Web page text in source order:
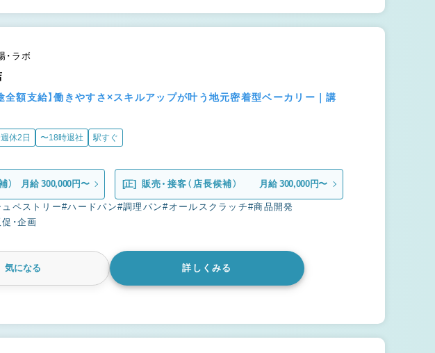
・ラボ
全額支給】働きやすさ×スキルアップが叶う地元密着型ベーカリー｜講
休2日 〜18時退社 駅すぐ
） 月給 300,000円〜 [正] 販売・接客（店長候補） 月給 300,000円〜
ペストリー#ハードパン#調理パン#オールスクラッチ#商品開発
・企画
気になる 詳しくみる